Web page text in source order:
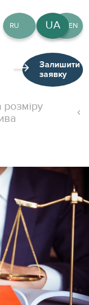
UA
RU EN
Залишити
заявку
розміру